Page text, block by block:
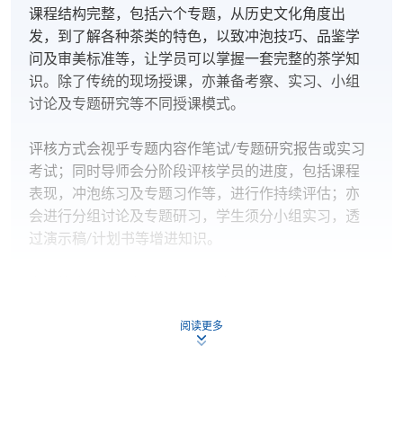
课程结构完整，包括六个专题，从历史文化角度出
发，到了解各种茶类的特色，以致冲泡技巧、品鉴学
问及审美标准等，让学员可以掌握一套完整的茶学知
识。除了传统的现场授课，亦兼备考察、实习、小组
讨论及专题研究等不同授课模式。
评核方式会视乎专题内容作笔试/专题研究报告或实习
考试；同时导师会分阶段评核学员的进度，包括课程
表现，冲泡练习及专题习作等，进行作持续评估；亦
会进行分组讨论及专题研习，学生须分小组实习，透
过演示稿/计划书等增进知识。
阅读更多